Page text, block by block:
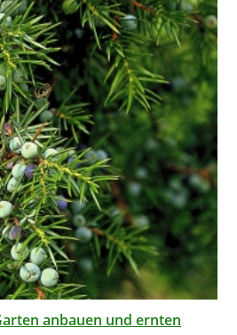
anbauen und ernten